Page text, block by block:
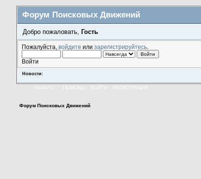
Форум Поисковых Движений
Добро пожаловать, Гость
Пожалуйста, войдите или зарегистрируйтесь.
Войти
Новости:
НАЧАЛО ПОМОЩЬ ВОЙТИ РЕГИСТРАЦИЯ
Форум Поисковых Движений